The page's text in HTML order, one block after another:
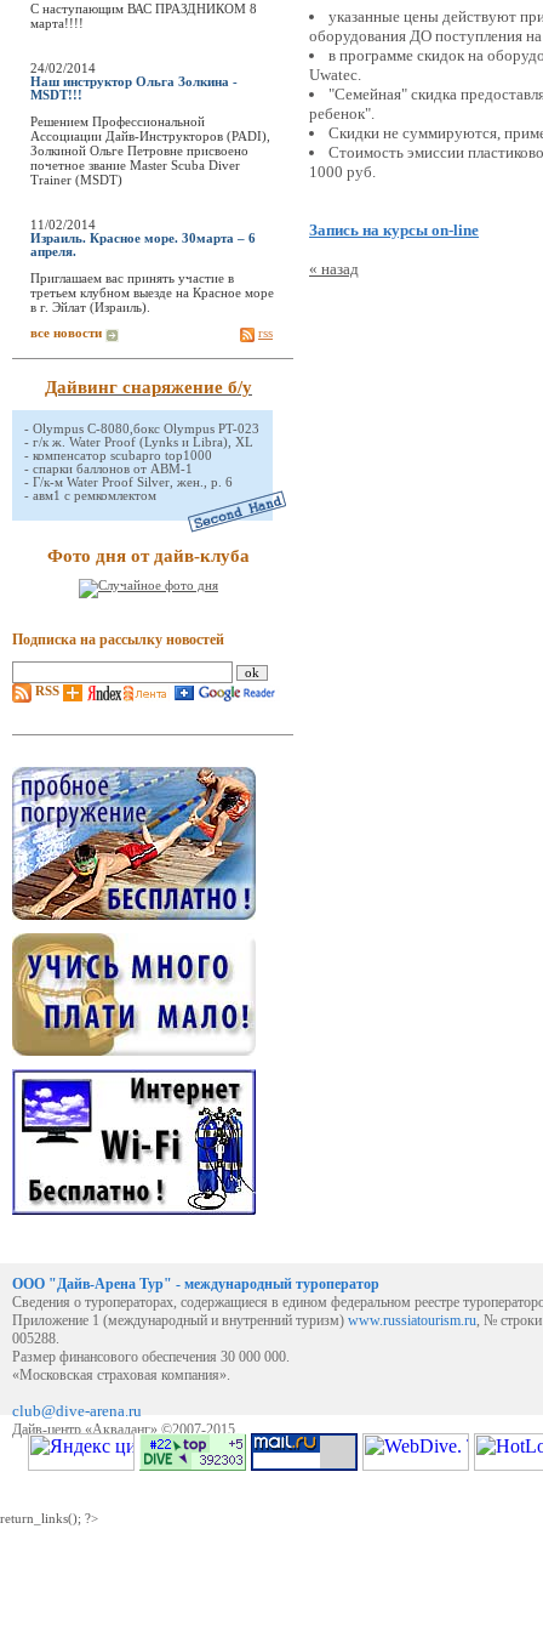
C наступающим ВАС ПРАЗДНИКОМ 8
марта!!!!
24/02/2014
Наш инструктор Ольга Золкина -
MSDT!!!
Решением Профессиональной
Ассоциации Дайв-Инструкторов (PADI),
Золкиной Ольге Петровне присвоено
почетное звание Master Scuba Diver
Trainer (MSDT)
11/02/2014
Израиль. Красное море. 30марта – 6
апреля.
Приглашаем вас принять участие в
третьем клубном выезде на Красное море
в г. Эйлат (Израиль).
все новости rss
Дайвинг снаряжение б/у
- Olympus C-8080,бокс Olympus PT-023
- г/к ж. Water Proof (Lynks и Libra), XL
- компенсатор scubapro top1000
- спарки баллонов от АВМ-1
- Г/к-м Water Proof Silver, жен., р. 6
- авм1 с ремкомлектом
Фото дня от дайв-клуба
Подписка на рассылку новостей
RSS
указанные цены действуют
оборудования ДО поступления
в программе скидок на
Uwatec.
"Семейная" скидка
ребенок".
Скидки не суммируются,
Стоимость эмиссии
1000 руб.
Запись на курсы on-line
« назад
ООО "Дайв-Арена Тур" - международный туроператор
Сведения о туроператорах, содержащиеся в едином федеральном реестре
Приложение 1 (международный и внутренний туризм) www.russiatourism.ru, №
005288.
Размер финансового обеспечения 30 000 000.
«Московская страховая компания».
club@dive-arena.ru
Дайв-центр «Акваланг» ©2007-2015
return_links(); ?>